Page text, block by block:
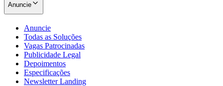
Anuncie
Anuncie
Todas as Soluções
Vagas Patrocinadas
Publicidade Legal
Depoimentos
Especificações
Newsletter Landing